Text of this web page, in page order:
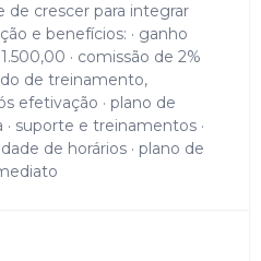
crescer para integrar
e benefícios: · ganho
· comissão de 2%
de treinamento,
efetivação · plano de
suporte e treinamentos ·
de horários · plano de